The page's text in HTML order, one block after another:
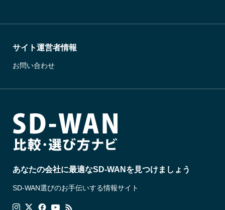
サイト運営者情報
お問い合わせ
あなたの会社に最適なSD-WANを見つけましょう
SD-WAN選びのお手伝いする情報サイト